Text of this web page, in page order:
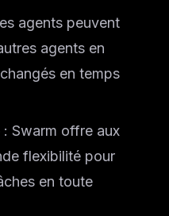
agents peuvent
agents en
en temps
: Swarm offre aux
flexibilité pour
en toute